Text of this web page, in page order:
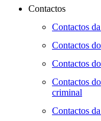
Contactos
Contactos
Contactos
Contactos
Contactos
criminal
Contactos